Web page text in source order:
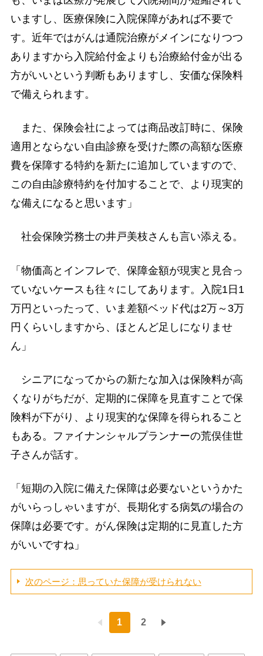
いますし、医療保険に入院保障があれば不要で
す。近年ではがんは通院治療がメインになりつつ
ありますから入院給付金よりも治療給付金が出る
方がいいという判断もありますし、安価な保険料
で備えられます。
また、保険会社によっては商品改訂時に、保険
適用とならない自由診療を受けた際の高額な医療
費を保障する特約を新たに追加していますので、
この自由診療特約を付加することで、より現実的
な備えになると思います」
社会保険労務士の井戸美枝さんも言い添える。
「物価高とインフレで、保障金額が現実と見合っ
ていないケースも往々にしてあります。入院1日1
万円といったって、いま差額ベッド代は2万～3万
円くらいしますから、ほとんど足しになりませ
ん」
シニアになってからの新たな加入は保険料が高
くなりがちだが、定期的に保障を見直すことで保
険料が下がり、より現実的な保障を得られること
もある。ファイナンシャルプランナーの荒俣佳世
子さんが話す。
「短期の入院に備えた保障は必要ないというかた
がいらっしゃいますが、長期化する病気の場合の
保障は必要です。がん保険は定期的に見直した方
がいいですね」
次のページ：思っていた保障が受けられない
1 2